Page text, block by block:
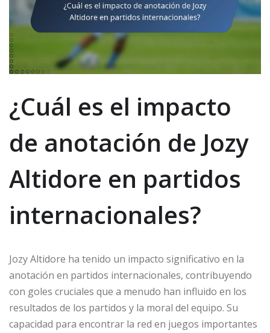
¿Cuál es el impacto
de anotación de Jozy
Altidore en partidos
internacionales?
Jozy Altidore ha tenido un impacto significativo en la
anotación en partidos internacionales, contribuyendo
con goles cruciales que a menudo han influido en los
resultados de los partidos y la moral del equipo. Su
capacidad para encontrar la red en juegos importantes